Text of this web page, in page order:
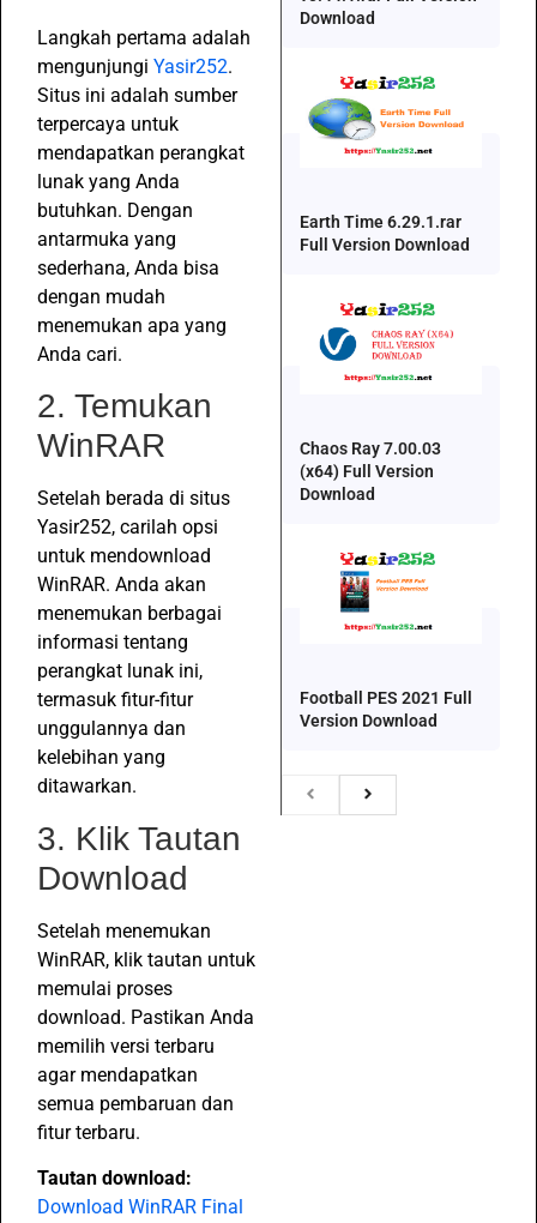
Langkah pertama adalah
mengunjungi Yasir252.
Situs ini adalah sumber
terpercaya untuk
mendapatkan perangkat
lunak yang Anda
butuhkan. Dengan
antarmuka yang
sederhana, Anda bisa
dengan mudah
menemukan apa yang
Anda cari.
2. Temukan
WinRAR
Setelah berada di situs
Yasir252, carilah opsi
untuk mendownload
WinRAR. Anda akan
menemukan berbagai
informasi tentang
perangkat lunak ini,
termasuk fitur-fitur
unggulannya dan
kelebihan yang
ditawarkan.
3. Klik Tautan
Download
Setelah menemukan
WinRAR, klik tautan untuk
memulai proses
download. Pastikan Anda
memilih versi terbaru
agar mendapatkan
semua pembaruan dan
fitur terbaru.
Tautan download:
Download WinRAR Final
Download
Earth Time 6.29.1.rar
Full Version Download
Chaos Ray 7.00.03
(x64) Full Version
Download
Football PES 2021 Full
Version Download